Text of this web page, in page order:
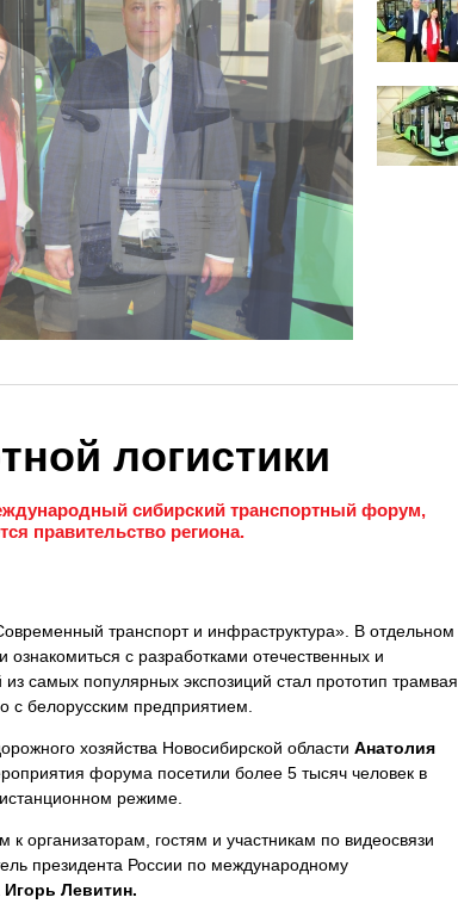
логистики
сибирский транспортный форум,
правительство региона.
транспорт и инфраструктура». В отдельном
с разработками отечественных и
самых популярных экспозиций стал прототип трамвая,
с белорусским предприятием.
хозяйства Новосибирской области Анатолия
форума посетили более 5 тысяч человек в
режиме.
организаторам, гостям и участникам по видеосвязи
президента России по международному
Игорь Левитин.